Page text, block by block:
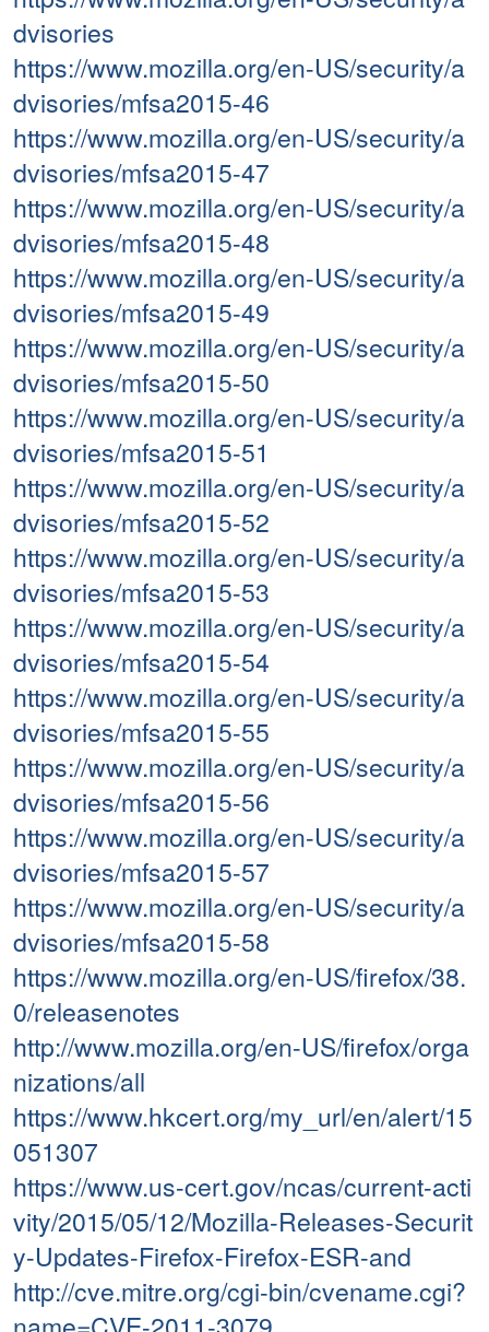
dvisories
https://www.mozilla.org/en-US/security/a
dvisories/mfsa2015-46
https://www.mozilla.org/en-US/security/a
dvisories/mfsa2015-47
https://www.mozilla.org/en-US/security/a
dvisories/mfsa2015-48
https://www.mozilla.org/en-US/security/a
dvisories/mfsa2015-49
https://www.mozilla.org/en-US/security/a
dvisories/mfsa2015-50
https://www.mozilla.org/en-US/security/a
dvisories/mfsa2015-51
https://www.mozilla.org/en-US/security/a
dvisories/mfsa2015-52
https://www.mozilla.org/en-US/security/a
dvisories/mfsa2015-53
https://www.mozilla.org/en-US/security/a
dvisories/mfsa2015-54
https://www.mozilla.org/en-US/security/a
dvisories/mfsa2015-55
https://www.mozilla.org/en-US/security/a
dvisories/mfsa2015-56
https://www.mozilla.org/en-US/security/a
dvisories/mfsa2015-57
https://www.mozilla.org/en-US/security/a
dvisories/mfsa2015-58
https://www.mozilla.org/en-US/firefox/38.
0/releasenotes
http://www.mozilla.org/en-US/firefox/orga
nizations/all
https://www.hkcert.org/my_url/en/alert/15
051307
https://www.us-cert.gov/ncas/current-acti
vity/2015/05/12/Mozilla-Releases-Securit
y-Updates-Firefox-Firefox-ESR-and
http://cve.mitre.org/cgi-bin/cvename.cgi?